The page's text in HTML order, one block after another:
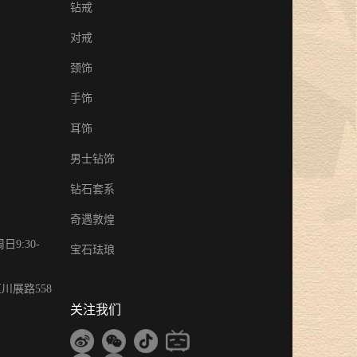
日9:30-
展路558
钻戒
对戒
颈饰
手饰
耳饰
男士钻饰
钻石套系
奇遇敦煌
宝石珐琅
关注我们